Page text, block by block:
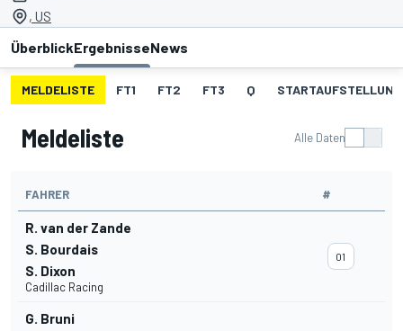
, US
ÜberblickErgebnisseNews
MELDELISTE FT1 FT2 FT3 Q STARTAUFSTELLUNG
Meldeliste Alle Daten
FAHRER #
R. van der Zande
S. Bourdais
S. Dixon
Cadillac Racing
01
G. Bruni